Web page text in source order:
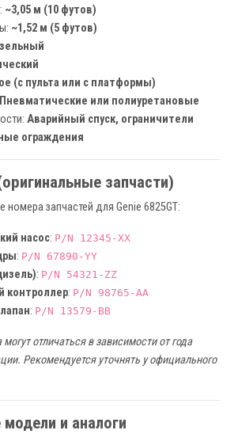
~3,05 м (10 футов)
~1,52 м (5 футов)
(с пульта или с платформы)
Пневматические или полиуретановые
Аварийный спуск, ограничители
ограждения
запчасти)
запчастей для Genie 6825GT:
насос: P/N 12345-XX
: P/N 67890-YY
: P/N 54321-ZZ
контроллер: P/N 98765-AA
: P/N 13579-BB
отличаться в зависимости от года
Рекомендуется уточнять у официального
и аналоги